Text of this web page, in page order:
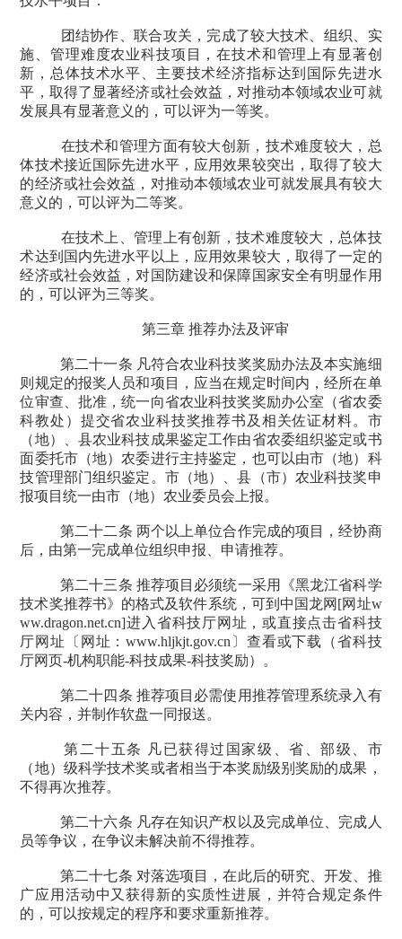
团结协作、联合攻关，完成了较大技术、组织、实
施、管理难度农业科技项目，在技术和管理上有显著创
新，总体技术水平、主要技术经济指标达到国际先进水
平，取得了显著经济或社会效益，对推动本领域农业可就
发展具有显著意义的，可以评为一等奖。
在技术和管理方面有较大创新，技术难度较大，总
体技术接近国际先进水平，应用效果较突出，取得了较大
的经济或社会效益，对推动本领域农业可就发展具有较大
意义的，可以评为二等奖。
在技术上、管理上有创新，技术难度较大，总体技
术达到国内先进水平以上，应用效果较大，取得了一定的
经济或社会效益，对国防建设和保障国家安全有明显作用
的，可以评为三等奖。
第三章 推荐办法及评审
第二十一条 凡符合农业科技奖奖励办法及本实施细
则规定的报奖人员和项目，应当在规定时间内，经所在单
位审查、批准，统一向省农业科技奖奖励办公室（省农委
科教处）提交省农业科技奖推荐书及相关佐证材料。市
（地）、县农业科技成果鉴定工作由省农委组织鉴定或书
面委托市（地）农委进行主持鉴定，也可以由市（地）科
技管理部门组织鉴定。市（地）、县（市）农业科技奖申
报项目统一由市（地）农业委员会上报。
第二十二条 两个以上单位合作完成的项目，经协商
后，由第一完成单位组织申报、申请推荐。
第二十三条 推荐项目必须统一采用《黑龙江省科学
技术奖推荐书》的格式及软件系统，可到中国龙网 [网址w
ww.dragon.net.cn]进入省科技厅网址，或直接点击省科技
厅网址〔网址：www.hljkjt.gov.cn 〕查看或下载（省科技
厅网页-机构职能-科技成果-科技奖励）。
第二十四条 推荐项目必需使用推荐管理系统录入有
关内容，并制作软盘一同报送。
第二十五条 凡已获得过国家级、省、部级、市
（地）级科学技术奖或者相当于本奖励级别奖励的成果，
不得再次推荐。
第二十六条 凡存在知识产权以及完成单位、完成人
员等争议，在争议未解决前不得推荐。
第二十七条 对落选项目，在此后的研究、开发、推
广应用活动中又获得新的实质性进展，并符合规定条件
的，可以按规定的程序和要求重新推荐。